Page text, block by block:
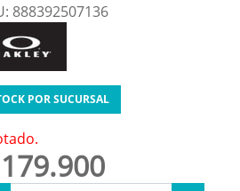
888392507136
POR SUCURSAL